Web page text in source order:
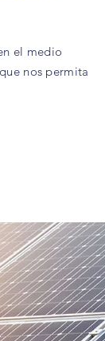
el medio
nos permita